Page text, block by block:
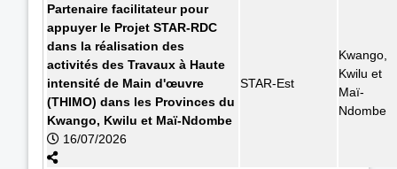
Partenaire facilitateur pour
appuyer le Projet STAR-RDC
dans la réalisation des
activités des Travaux à Haute
intensité de Main d'œuvre
(THIMO) dans les Provinces du
Kwango, Kwilu et Maï-Ndombe
16/07/2026
STAR-Est
Kwango,
Kwilu et
Maï-
Ndombe